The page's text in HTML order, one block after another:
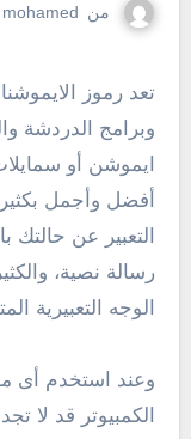
من
تعد رموز الايموشنات من الأمور الهامة جداً فى تطبيقات
وبرامج الدردشة
ايموشن أو
أفضل وأجمل
التعبير عن
رسالة نصية،
الوجه التعبيرية
وعند استخدم أى
الكمبيوتر قد لا